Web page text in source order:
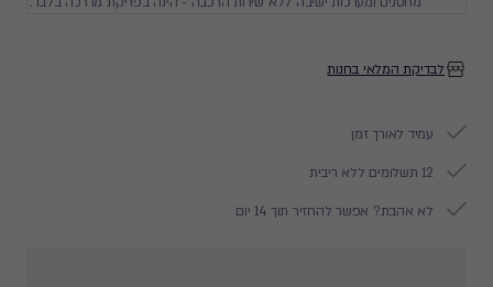
לבדיקת המלאי בחנות
עמיד לאורך זמן
12 תשלומים ללא ריבית
לא אהבת? אפשר להחזיר תוך 14 יום